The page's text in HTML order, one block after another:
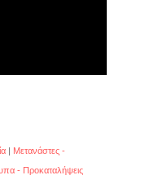
| Μετανάστες -
- Προκαταλήψεις